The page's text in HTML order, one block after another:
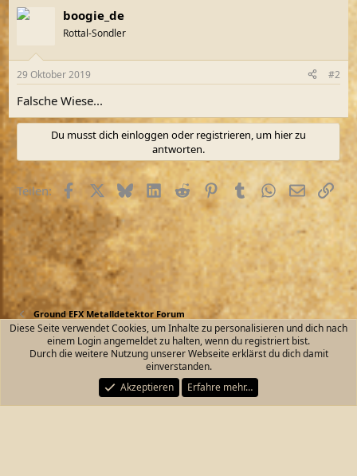
boogie_de
Rottal-Sondler
29 Oktober 2019 #2
Falsche Wiese...
Du musst dich einloggen oder registrieren, um hier zu
antworten.
Teilen: FacebookX (Twitter)
BlueskyLinkedInReddit PinterestTumblrWhatsApp
E-MailLink
Ground EFX Metalldetektor Forum
Kontakt Nutzungsbedingungen
Datenschutz
Start
R
S
Community platform by XenForo® © 2010-2026 XenForo Ltd.
Diese Seite verwendet Cookies, um Inhalte zu personalisieren und dich nach
einem Login angemeldet zu halten, wenn du registriert bist.
Durch die weitere Nutzung unserer Webseite erklärst du dich damit
einverstanden.
Akzeptieren
Erfahre mehr…